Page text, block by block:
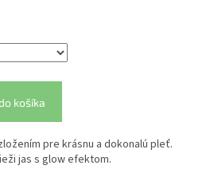
košíka
pre krásnu a dokonalú pleť.
jas s glow efektom.